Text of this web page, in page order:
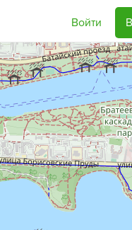
Войти